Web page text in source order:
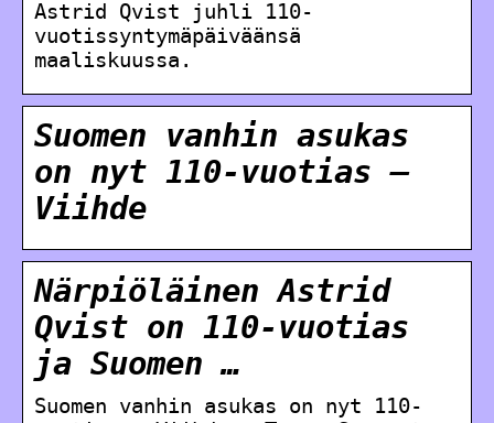
Astrid Qvist juhli 110-
vuotissyntymäpäiväänsä
maaliskuussa.
Suomen vanhin asukas
on nyt 110-vuotias –
Viihde
Närpiöläinen Astrid
Qvist on 110-vuotias
ja Suomen …
Suomen vanhin asukas on nyt 110-